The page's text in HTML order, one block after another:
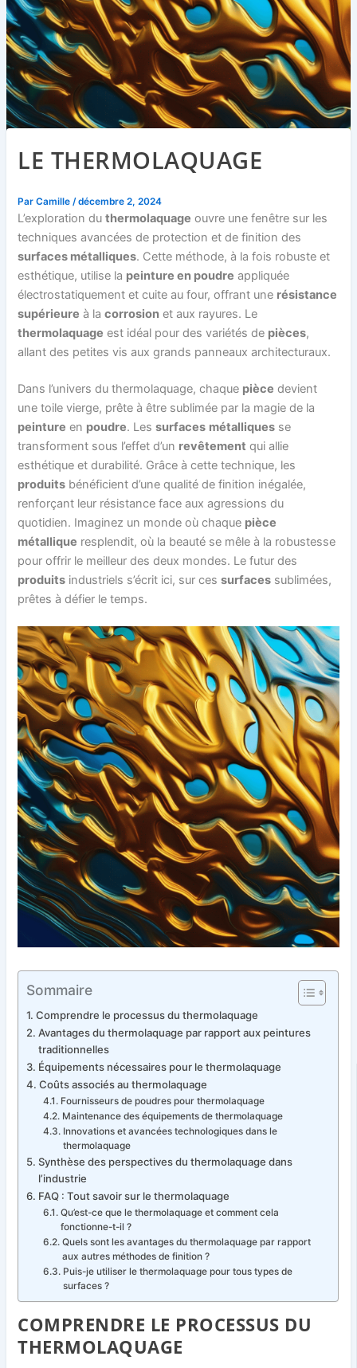
LE THERMOLAQUAGE
ParCamille/décembre 2, 2024
L’exploration duthermolaquage ouvre une fenêtre sur les
techniques avancées de protection et de finition des
surfaces métalliques. Cette méthode, à la fois robuste et
esthétique, utilise la peinture en poudre appliquée
électrostatiquement et cuite au four, offrant une résistance
supérieure à lacorrosion et aux rayures. Le
thermolaquage est idéal pour des variétés de pièces,
allant des petites vis aux grands panneaux architecturaux.
Dans l’univers du thermolaquage, chaque pièce devient
une toile vierge, prête à être sublimée par la magie de la
peinture en poudre. Lessurfaces métalliques se
transforment sous l’effet d’un revêtement qui allie
esthétique et durabilité. Grâce à cette technique, les
produits bénéficient d’une qualité de finition inégalée,
renforçant leur résistance face aux agressions du
quotidien. Imaginez un monde où chaque pièce
métallique resplendit, où la beauté se mêle à la robustesse
pour offrir le meilleur des deux mondes. Le futur des
produits industriels s’écrit ici, sur cessurfaces sublimées,
prêtes à défier le temps.
Sommaire
Comprendre le processus du thermolaquage
Avantages du thermolaquage par rapport aux peintures
traditionnelles
Équipements nécessaires pour le thermolaquage
Coûts associés au thermolaquage
Fournisseurs de poudres pour thermolaquage
Maintenance des équipements de thermolaquage
Innovations et avancées technologiques dans le
thermolaquage
Synthèse des perspectives du thermolaquage dans
l’industrie
FAQ : Tout savoir sur le thermolaquage
Qu’est-ce que le thermolaquage et comment cela
fonctionne-t-il ?
Quels sont les avantages du thermolaquage par rapport
aux autres méthodes de finition ?
Puis-je utiliser le thermolaquage pour tous types de
surfaces ?
COMPRENDRE LE PROCESSUS DU
THERMOLAQUAGE